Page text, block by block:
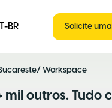
PT-BR Solicite
/ Workspace
mil outros. Tudo